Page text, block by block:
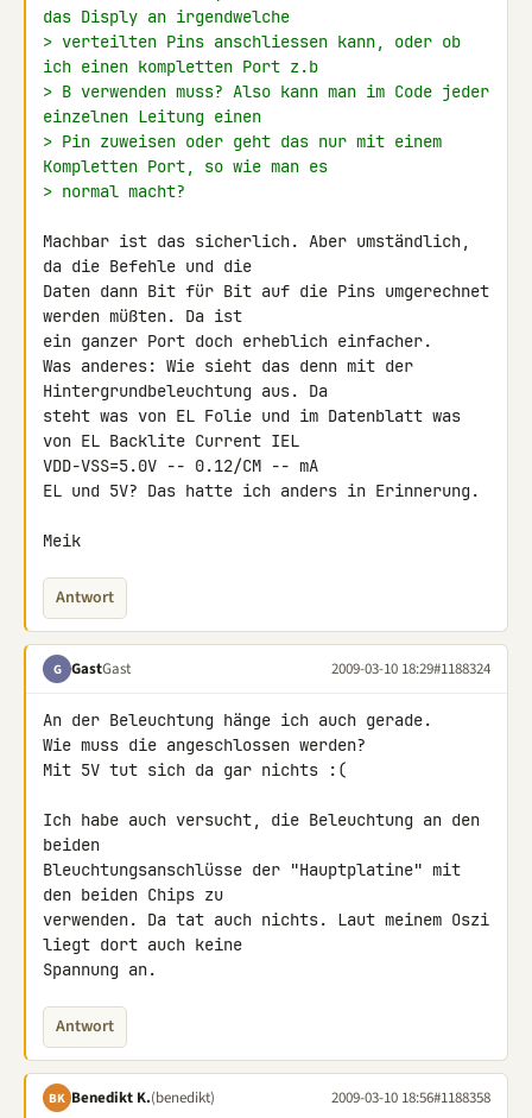
das Disply an irgendwelche
> verteilten Pins anschliessen kann, oder ob
ich einen kompletten Port z.b
> B verwenden muss? Also kann man im Code jeder
einzelnen Leitung einen
> Pin zuweisen oder geht das nur mit einem
Kompletten Port, so wie man es
> normal macht?
Machbar ist das sicherlich. Aber umständlich,
da die Befehle und die
Daten dann Bit für Bit auf die Pins umgerechnet
werden müßten. Da ist
ein ganzer Port doch erheblich einfacher.
Was anderes: Wie sieht das denn mit der
Hintergrundbeleuchtung aus. Da
steht was von EL Folie und im Datenblatt was
von EL Backlite Current IEL
VDD-VSS=5.0V -- 0.12/CM -- mA
EL und 5V? Das hatte ich anders in Erinnerung.
Meik
Antwort
G GastGast 2009-03-10 18:29#1188324
An der Beleuchtung hänge ich auch gerade.
Wie muss die angeschlossen werden?
Mit 5V tut sich da gar nichts :(
Ich habe auch versucht, die Beleuchtung an den
beiden
Bleuchtungsanschlüsse der "Hauptplatine" mit
den beiden Chips zu
verwenden. Da tat auch nichts. Laut meinem Oszi
liegt dort auch keine
Spannung an.
Antwort
BK Benedikt K.(benedikt) 2009-03-10 18:56#1188358